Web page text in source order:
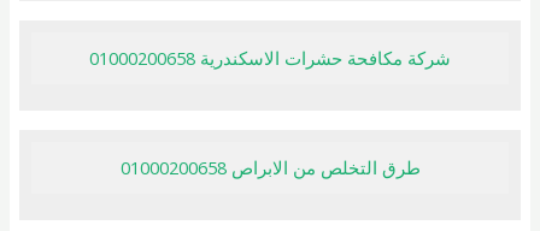
شركة مكافحة حشرات الاسكندرية 01000200658
طرق التخلص من الابراص 01000200658